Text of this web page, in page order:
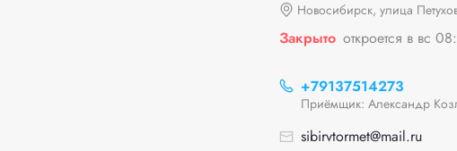
Новосибирск, улица
Закрыто откроется в вс
+79137514273
Приёмщик: Александр
sibirvtormet@mail.ru